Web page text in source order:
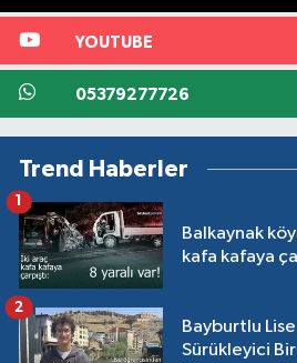
YOUTUBE
05379277726
Trend Haberler
Balkaynak
kafa kafaya
1
Bayburtlu
Sürükleyici
2